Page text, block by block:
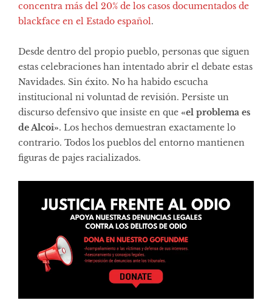
concentra más del 20% de los casos documentados de
blackface en el Estado español.
Desde dentro del propio pueblo, personas que siguen
estas celebraciones han intentado abrir el debate estas
Navidades. Sin éxito. No ha habido escucha
institucional ni voluntad de revisión. Persiste un
discurso defensivo que insiste en que «el problema es
de Alcoi». Los hechos demuestran exactamente lo
contrario. Todos los pueblos del entorno mantienen
figuras de pajes racializados.